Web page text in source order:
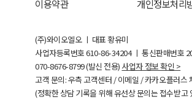
이용약관 개인정보처리
(주)와이오엘오 ㅣ 대표 황유미
사업자등록번호610-86-34204ㅣ 통신판매번호
070-8676-8799 (발신 전용) 사업자 정보 확인 >
고객 문의: 우측 고객센터 / 이메일 / 카카오플러스
(정확한 상담 기록을 위해 유선상 문의는 접수받고